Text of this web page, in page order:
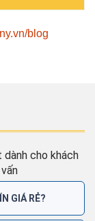
blog
cho khách
GIÁ RẺ?